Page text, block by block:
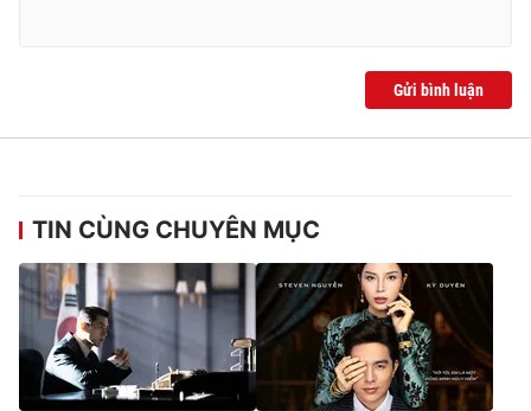
Gửi bình luận
TIN CÙNG CHUYÊN MỤC